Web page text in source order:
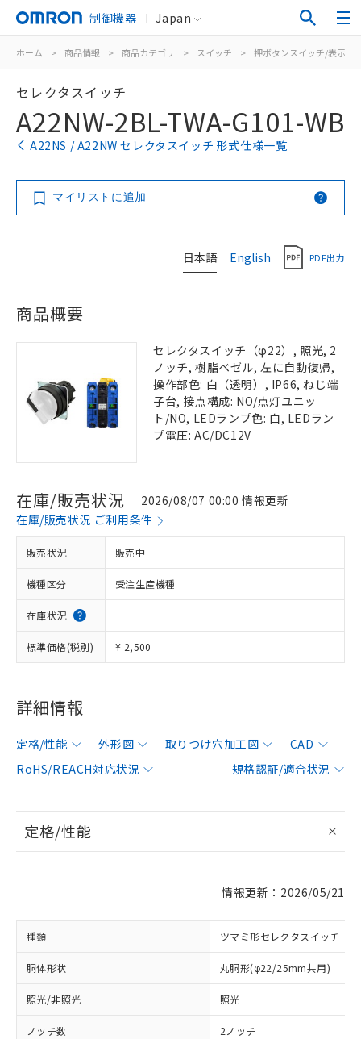
制御機器 Japan
ホーム > 商品情報 > 商品カテゴリ > スイッチ > 押ボタンスイッチ/表示灯
セレクタスイッチ
A22NW-2BL-TWA-G101-WB
A22NS / A22NW セレクタスイッチ 形式仕様一覧
マイリストに追加
日本語 English PDF出力
商品概要
セレクタスイッチ（φ22）, 照光, 2
ノッチ, 樹脂ベゼル, 左に自動復帰,
操作部色: 白（透明）, IP66, ねじ端
子台, 接点構成: NO/点灯ユニッ
ト/NO, LEDランプ色: 白, LEDラン
プ電圧: AC/DC12V
在庫/販売状況
2026/08/07 00:00 情報更新
在庫/販売状況 ご利用条件
販売状況 販売中
機種区分 受注生産機種
在庫状況
標準価格(税別) ¥ 2,500
詳細情報
定格/性能 外形図 取りつけ穴加工図
CAD
RoHS/REACH対応状況
規格認証/適合状況
定格/性能
情報更新：2026/05/21
種類 ツマミ形セレクタスイッチ
胴体形状 丸胴形(φ22/25mm共用)
照光/非照光 照光
ノッチ数 2ノッチ